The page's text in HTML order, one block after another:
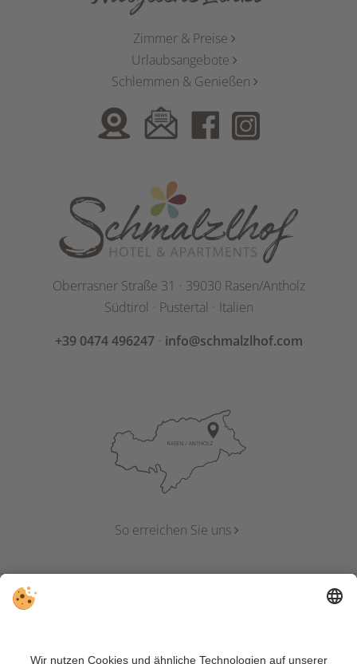
Zimmer & Preise
Urlaubsangebote
Schlemmen & Genießen
Oberrasner Straße 31 ⋅ 39030 Rasen/Antholz
Südtirol ⋅ Pustertal ⋅ Italien
+39 0474 496247 ⋅ info@schmalzlhof.com
So erreichen Sie uns